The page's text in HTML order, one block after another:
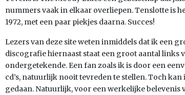
nummers vaak in elkaar overliepen. Tenslotte is
1972, met een paar piekjes daarna. Succes!
Lezers van deze site weten inmiddels dat ik een
discografie hiernaast staat een groot aantal links
ondergetekende. Een fan zoals ik is door een
cd’s, natuurlijk nooit tevreden te stellen. Toch
gedaan. Natuurlijk, voor een werkelijke